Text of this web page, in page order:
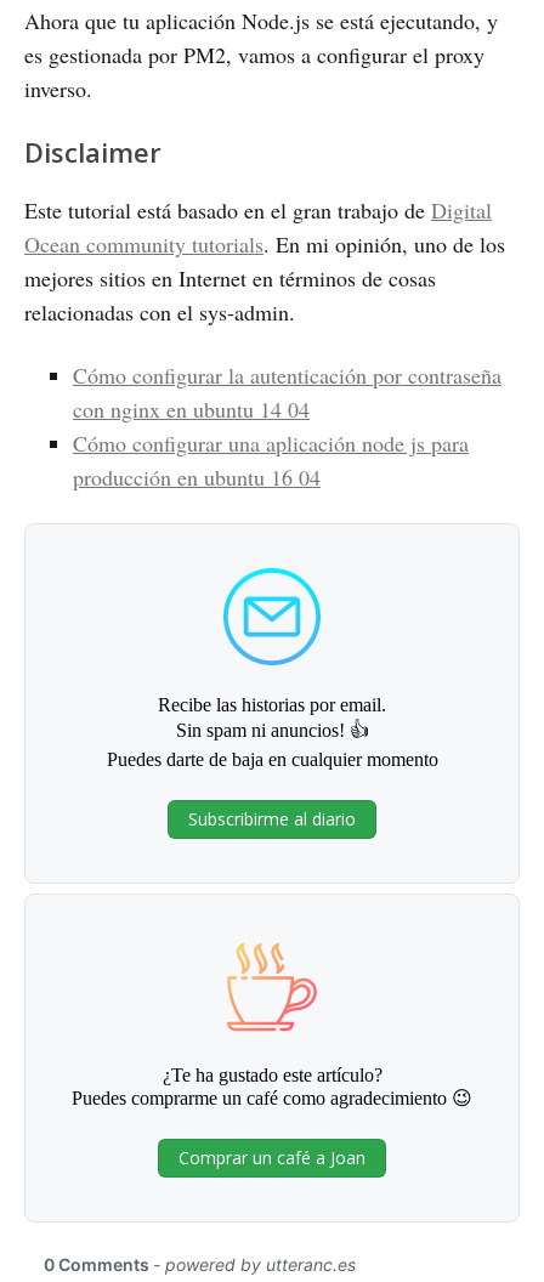
Ahora que tu aplicación Node.js se está ejecutando, y
es gestionada por PM2, vamos a configurar el proxy
inverso.
Disclaimer
Este tutorial está basado en el gran trabajo de Digital
Ocean community tutorials. En mi opinión, uno de los
mejores sitios en Internet en términos de cosas
relacionadas con el sys-admin.
Cómo configurar la autenticación por contraseña
con nginx en ubuntu 14 04
Cómo configurar una aplicación node js para
producción en ubuntu 16 04
Recibe las historias por email.
Sin spam ni anuncios! 👍
Puedes darte de baja en cualquier momento
Subscribirme al diario
¿Te ha gustado este artículo?
Puedes comprarme un café como agradecimiento 😉
Comprar un café a Joan